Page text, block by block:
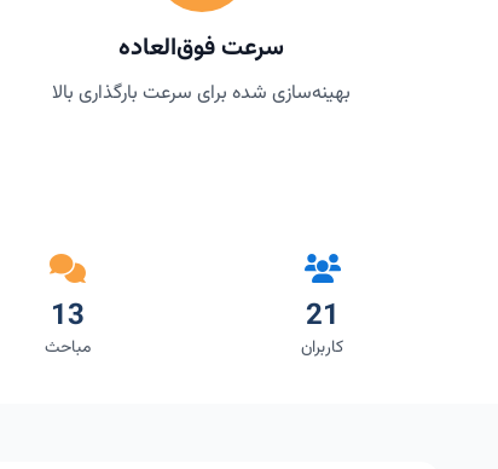
سرعت فوق‌العاده
بهینه‌سازی شده برای سرعت بارگذاری بالا
21
کاربران
13
مباحث